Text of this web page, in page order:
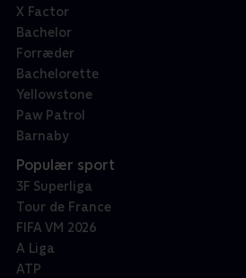
X Factor
Bachelor
Forræder
Bachelorette
Yellowstone
Paw Patrol
Barnaby
Populær sport
3F Superliga
Tour de France
FIFA VM 2026
A Liga
ATP